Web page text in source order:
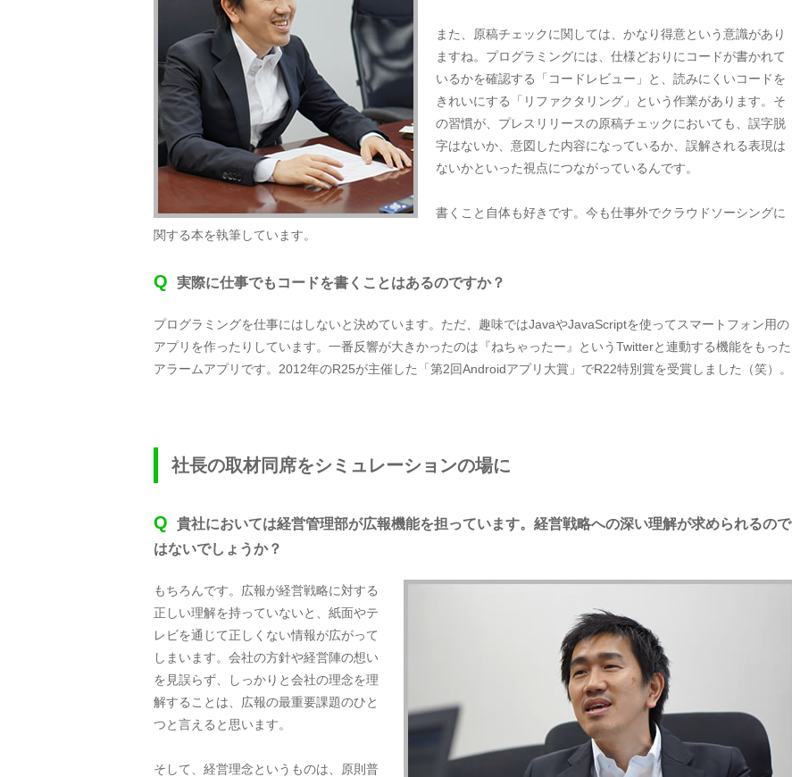
また、原稿チェックに関しては、かなり得意という意識があり
ますね。プログラミングには、仕様どおりにコードが書かれて
いるかを確認する「コードレビュー」と、読みにくいコードを
きれいにする「リファクタリング」という作業があります。そ
の習慣が、プレスリリースの原稿チェックにおいても、誤字脱
字はないか、意図した内容になっているか、誤解される表現は
ないかといった視点につながっているんです。
書くこと自体も好きです。今も仕事外でクラウドソーシングに
関する本を執筆しています。
Q 実際に仕事でもコードを書くことはあるのですか？
プログラミングを仕事にはしないと決めています。ただ、趣味ではJavaやJavaScriptを使ってスマートフォン用の
アプリを作ったりしています。一番反響が大きかったのは『ねちゃったー』というTwitterと連動する機能をもった
アラームアプリです。2012年のR25が主催した「第2回Androidアプリ大賞」でR22特別賞を受賞しました（笑）。
社長の取材同席をシミュレーションの場に
Q
貴社においては経営管理部が広報機能を担っています。経営戦略への深い理解が求められるので
はないでしょうか？
もちろんです。広報が経営戦略に対する
正しい理解を持っていないと、紙面やテ
レビを通じて正しくない情報が広がって
しまいます。会社の方針や経営陣の想い
を見誤らず、しっかりと会社の理念を理
解することは、広報の最重要課題のひと
つと言えると思います。
そして、経営理念というものは、原則普